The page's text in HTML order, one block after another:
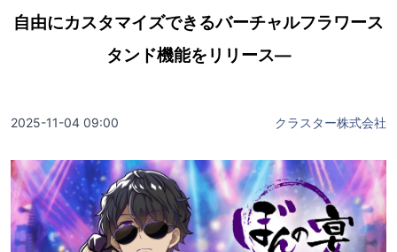
自由にカスタマイズできるバーチャルフラワース
タンド機能をリリース―
2025-11-04 09:00 クラスター株式会社